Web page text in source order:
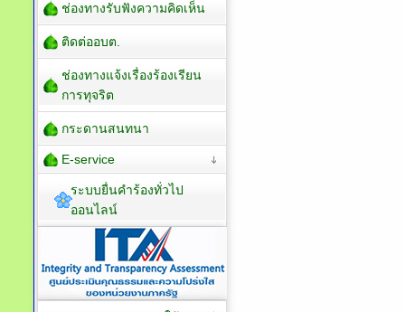
ช่องทางรับฟังความคิดเห็น
ติดต่ออบต.
ช่องทางแจ้งเรื่องร้องเรียน
การทุจริต
กระดานสนทนา
E-service
ระบบยื่นคำร้องทั่วไป
ออนไลน์